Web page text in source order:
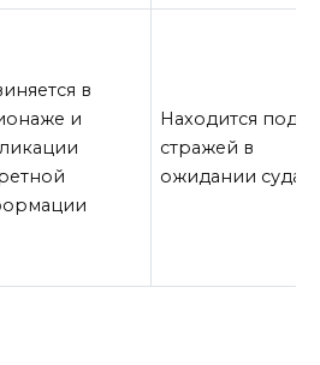
в
и
Находится под
стражей в
ожидании суда